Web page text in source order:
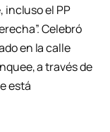
incluso el PP
Celebró
en la calle
a través de
está